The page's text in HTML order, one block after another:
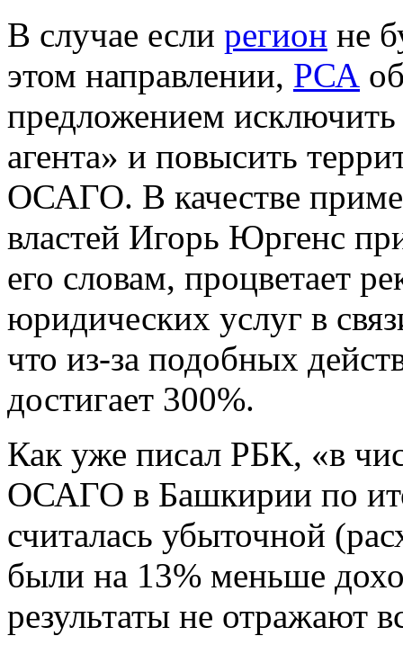
В случае если регион не
этом направлении, РСА
предложением исключить
агента» и повысить
ОСАГО. В качестве
властей Игорь Юргенс
его словам, процветает
юридических услуг в
что из-за подобных
достигает 300%.
Как уже писал РБК, «в
ОСАГО в Башкирии по
считалась убыточной
были на 13% меньше
результаты не отражают